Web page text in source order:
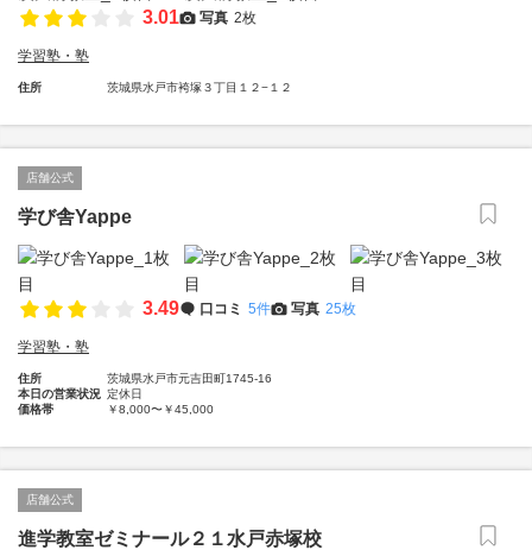
3.01 写真 2枚
学習塾・塾
住所 茨城県水戸市袴塚３丁目１２−１２
店舗公式
学び舎Yappe
3.49 口コミ 5件 写真 25枚
学習塾・塾
住所
茨城県水戸市元吉田町1745-16
本日の営業状況 定休日
価格帯
￥8,000〜￥45,000
店舗公式
進学教室ゼミナール２１水戸赤塚校